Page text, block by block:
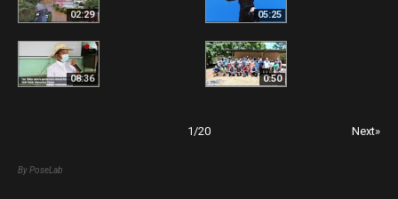
02:29 05:25
08:36 0:50
1/20 Next»
By PoseLab